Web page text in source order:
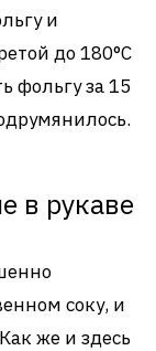
и
до 180°C
фольгу за 15
в рукаве
соку, и
же и здесь